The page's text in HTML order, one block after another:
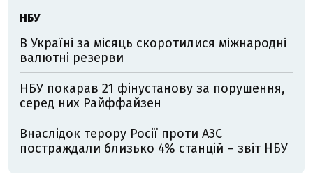
НБУ
В Україні за місяць скоротилися міжнародні
валютні резерви
НБУ покарав 21 фінустанову за порушення,
серед них Райффайзен
Внаслідок терору Росії проти АЗС
постраждали близько 4% станцій – звіт НБУ